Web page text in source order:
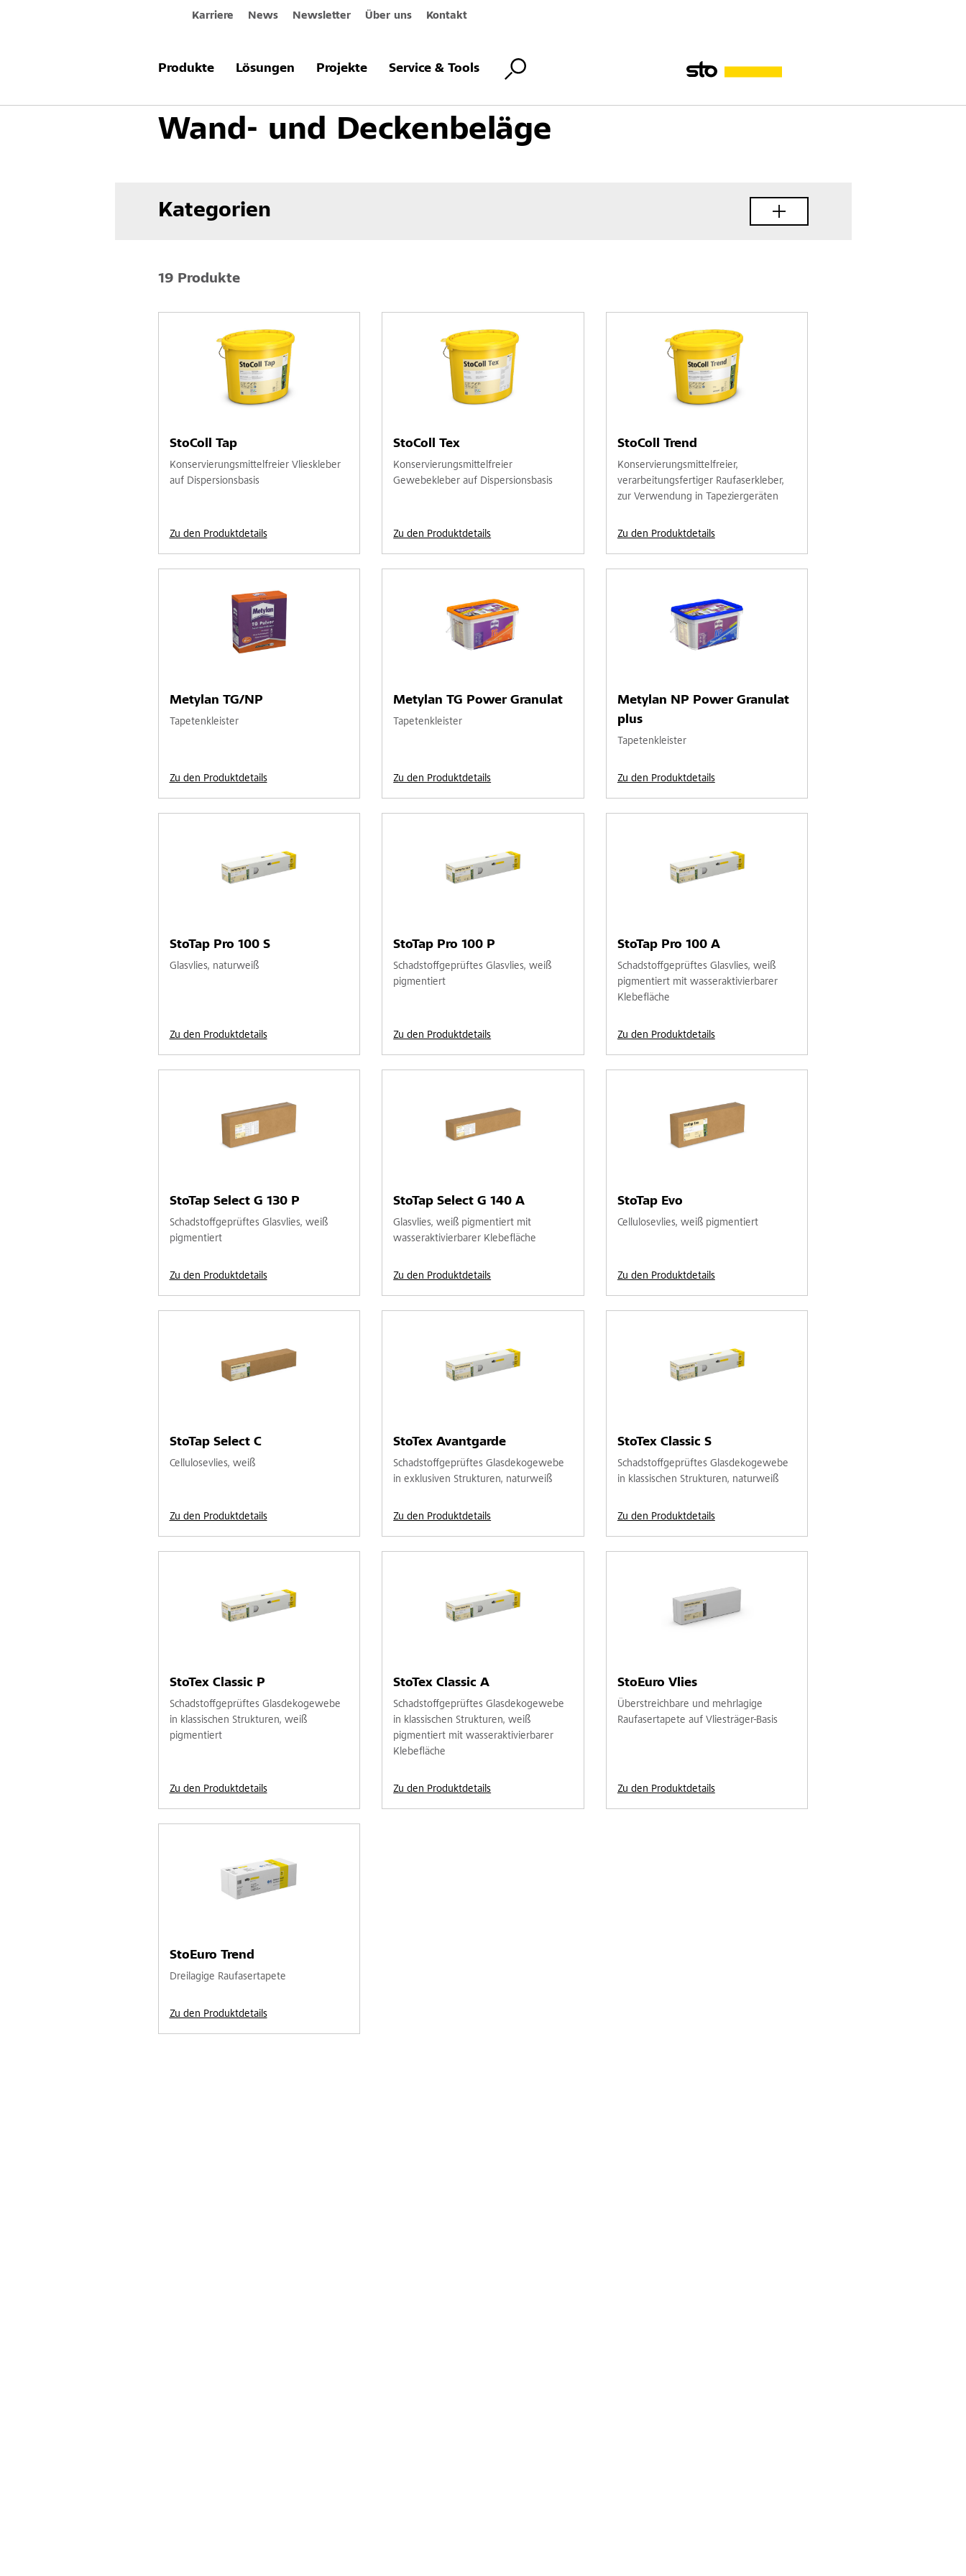
Karriere News Newsletter Über uns Kontakt
Produkte Lösungen Projekte Service & Tools
Produkte & Systeme Innenraum Innenbeläge Wand- und Deckenbeläge
Wand- und Deckenbeläge
Kategorien
19 Produkte
StoColl Tap
Konservierungsmittelfreier Vlieskleber
auf Dispersionsbasis
Zu den Produktdetails
StoColl Tex
Konservierungsmittelfreier
Gewebekleber auf Dispersionsbasis
Zu den Produktdetails
StoColl Trend
Konservierungsmittelfreier,
verarbeitungsfertiger Raufaserkleber,
zur Verwendung in Tapeziergeräten
Zu den Produktdetails
Metylan TG/NP
Tapetenkleister
Zu den Produktdetails
Metylan TG Power Granulat
Tapetenkleister
Zu den Produktdetails
Metylan NP Power Granulat
plus
Tapetenkleister
Zu den Produktdetails
StoTap Pro 100 S
Glasvlies, naturweiß
Zu den Produktdetails
StoTap Pro 100 P
Schadstoffgeprüftes Glasvlies, weiß
pigmentiert
Zu den Produktdetails
StoTap Pro 100 A
Schadstoffgeprüftes Glasvlies, weiß
pigmentiert mit wasseraktivierbarer
Klebefläche
Zu den Produktdetails
StoTap Select G 130 P
Schadstoffgeprüftes Glasvlies, weiß
pigmentiert
Zu den Produktdetails
StoTap Select G 140 A
Glasvlies, weiß pigmentiert mit
wasseraktivierbarer Klebefläche
Zu den Produktdetails
StoTap Evo
Cellulosevlies, weiß pigmentiert
Zu den Produktdetails
StoTap Select C
Cellulosevlies, weiß
Zu den Produktdetails
StoTex Avantgarde
Schadstoffgeprüftes Glasdekogewebe
in exklusiven Strukturen, naturweiß
Zu den Produktdetails
StoTex Classic S
Schadstoffgeprüftes Glasdekogewebe
in klassischen Strukturen, naturweiß
Zu den Produktdetails
StoTex Classic P
Schadstoffgeprüftes Glasdekogewebe
in klassischen Strukturen, weiß
pigmentiert
Zu den Produktdetails
StoTex Classic A
Schadstoffgeprüftes Glasdekogewebe
in klassischen Strukturen, weiß
pigmentiert mit wasseraktivierbarer
Klebefläche
Zu den Produktdetails
StoEuro Vlies
Überstreichbare und mehrlagige
Raufasertapete auf Vliesträger-Basis
Zu den Produktdetails
StoEuro Trend
Dreilagige Raufasertapete
Zu den Produktdetails